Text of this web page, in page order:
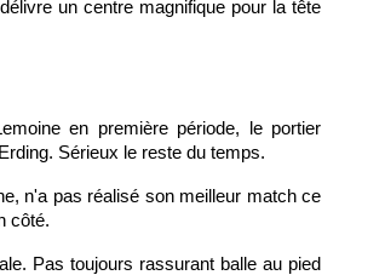
un centre magnifique pour la tête
en première période, le portier
Sérieux le reste du temps.
n'a pas réalisé son meilleur match ce
côté.
Pas toujours rassurant balle au pied